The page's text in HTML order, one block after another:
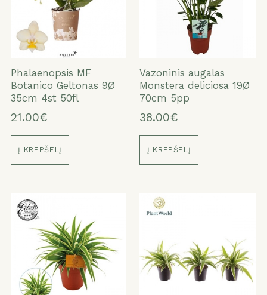
Phalaenopsis MF
Botanico Geltonas 9Ø
35cm 4st 50fl
21.00€
Į KREPŠELĮ
Vazoninis augalas
Monstera deliciosa 19Ø
70cm 5pp
38.00€
Į KREPŠELĮ